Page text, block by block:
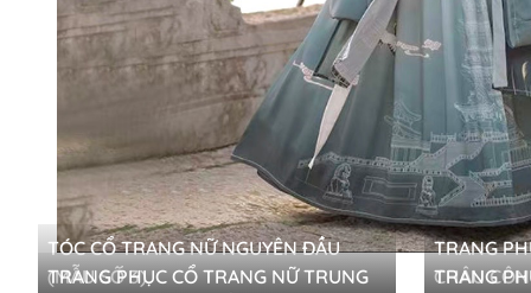
TÓC CỔ TRANG NỮ NGUYÊN ĐẦU
(MẪU SỐ 3)
TRANG PHỤC
TRANG PHỤC CỔ TRANG NỮ TRUNG
TRANG